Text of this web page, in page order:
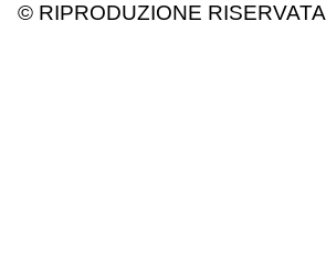
© RIPRODUZIONE RISERVATA